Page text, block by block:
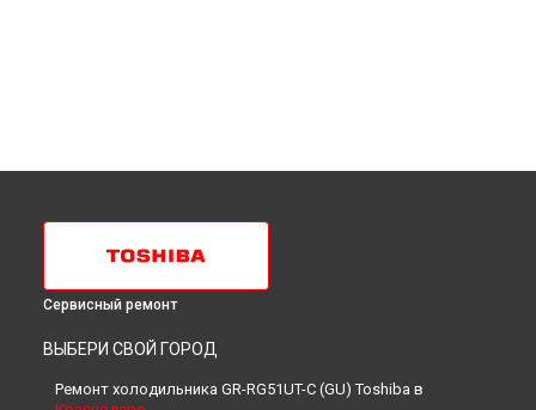
Сервисный ремонт
ВЫБЕРИ СВОЙ ГОРОД
Ремонт холодильника GR-RG51UT-C (GU) Toshiba в